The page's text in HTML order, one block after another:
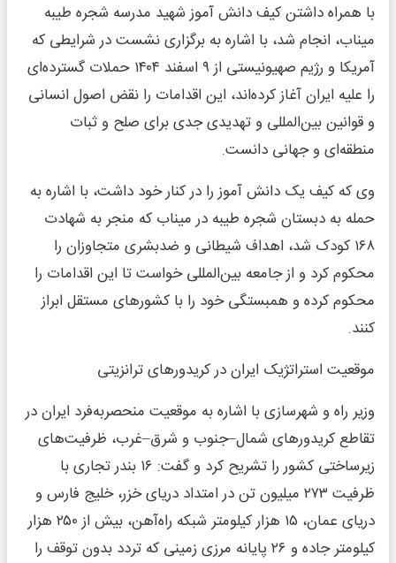
‌با همراه داشتن کیف دانش آموز شهید مدرسه شجره طیبه
میناب، انجام شد، با اشاره به برگزاری نشست در شرایطی که
آمریکا و رژیم صهیونیستی از ۹ اسفند ۱۴۰۴ حملات گسترده‌ای
را علیه ایران آغاز کرده‌اند، این اقدامات را نقض اصول انسانی
و قوانین بین‌المللی و تهدیدی جدی برای صلح و ثبات
منطقه‌ای و جهانی دانست.
وی که کیف یک دانش آموز را در کنار خود داشت، با اشاره به
حمله به دبستان شجره طیبه در میناب که منجر به شهادت
۱۶۸ کودک شد، اهداف شیطانی و ضدبشری متجاوزان را
محکوم کرد و از جامعه بین‌المللی خواست تا این اقدامات را
محکوم کرده و همبستگی خود را با کشورهای مستقل ابراز
کنند.
موقعیت استراتژیک ایران در کریدورهای ترانزیتی
وزیر راه و شهرسازی با اشاره به موقعیت منحصربه‌فرد ایران در
تقاطع کریدورهای شمال–جنوب و شرق–غرب، ظرفیت‌های
زیرساختی کشور را تشریح کرد و گفت: ۱۶ بندر تجاری با
ظرفیت ۲۷۳ میلیون تن در امتداد دریای خزر، خلیج فارس و
دریای عمان، ۱۵ هزار کیلومتر شبکه راه‌آهن، بیش از ۲۵۰ هزار
کیلومتر جاده و ۲۶ پایانه مرزی زمینی که تردد بدون توقف را